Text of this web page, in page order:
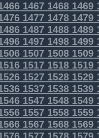
146714681469
147714781479
148714881489
149714981499
150715081509
151715181519
152715281529
153715381539
154715481549
155715581559
156715681569